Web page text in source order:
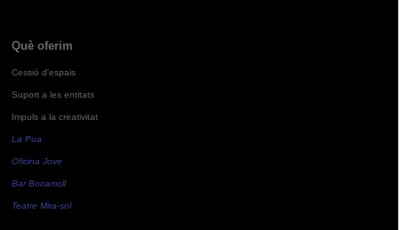
Què oferim
Cessió d'espais
Suport a les entitats
Impuls a la creativitat
La Pua
Oficina Jove
Bar Bocamoll
Teatre Mira-sol